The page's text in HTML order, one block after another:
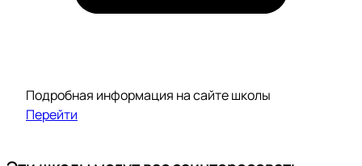
Подробная информация на сайте школы
Перейти